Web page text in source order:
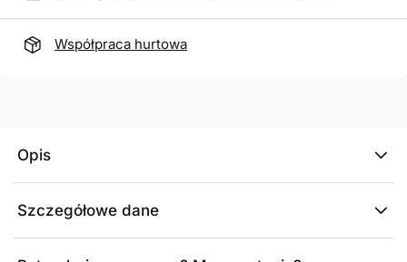
Współpraca hurtowa
Opis
Szczegółowe dane